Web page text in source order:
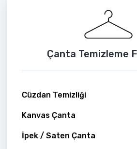
Çanta Temizleme
Cüzdan Temizliği
Kanvas Çanta
İpek / Saten Çanta